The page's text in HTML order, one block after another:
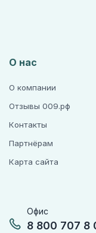
Офис
8 800 707 8
О нас
О компании
Отзывы 009.рф
Контакты
Партнёрам
Карта сайта